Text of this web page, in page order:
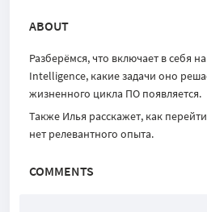
ABOUT
Разберёмся, что включает в себя
Intelligence, какие задачи оно
жизненного цикла ПО появляется.
Также Илья расскажет, как
нет релевантного опыта.
COMMENTS